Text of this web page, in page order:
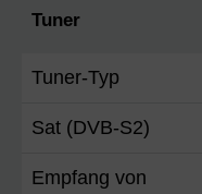
Tuner
Tuner-Typ
Sat (DVB-S2)
Empfang von